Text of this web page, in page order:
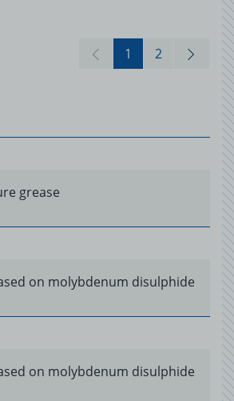
1 2
grease
on molybdenum disulphide
on molybdenum disulphide